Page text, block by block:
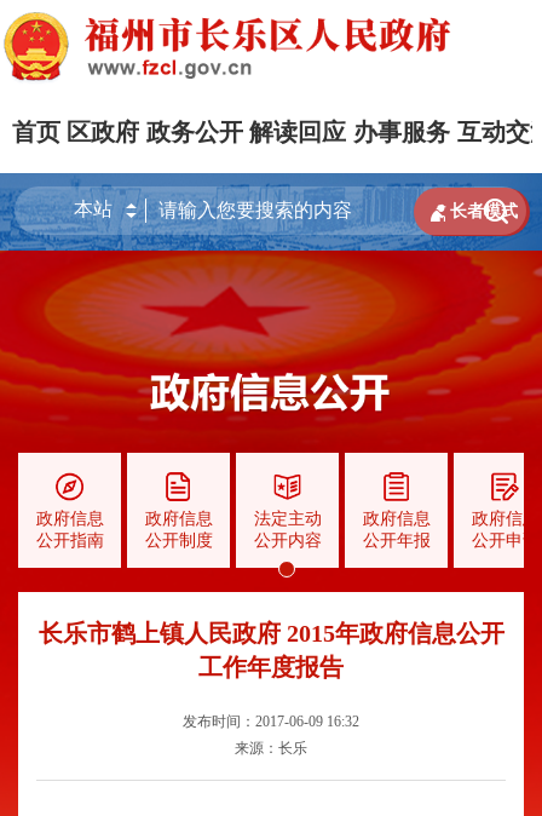
首页 区政府 政务公开 解读回应 办事服务 互动交

 长者模式
政府信息
公开指南
政府信息
公开制度
法定主动
公开内容
政府信息
公开年报
政府信息
公开申请
长乐市鹤上镇人民政府 2015年政府信息公开
工作年度报告
发布时间：2017-06-09 16:32
来源：长乐